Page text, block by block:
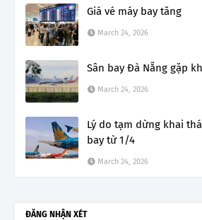
Giá vé máy bay tăng
March 24, 2026
Sân bay Đà Nẵng gặp
March 24, 2026
Lý do tạm dừng khai
bay từ 1/4
March 24, 2026
ĐĂNG NHẬN XÉT